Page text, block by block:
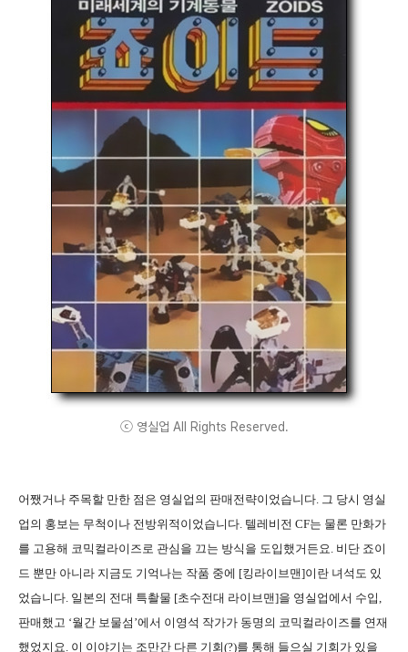
ⓒ 영실업 All Rights Reserved.
어쨌거나 주목할 만한 점은 영실업의 판매전략이었습니다. 그 당시 영실
업의 홍보는 무척이나 전방위적이었습니다. 텔레비전 CF는 물론 만화가
를 고용해 코믹컬라이즈로 관심을 끄는 방식을 도입했거든요. 비단 죠이
드 뿐만 아니라 지금도 기억나는 작품 중에 [킹라이브맨]이란 녀석도 있
었습니다. 일본의 전대 특촬물 [초수전대 라이브맨]을 영실업에서 수입,
판매했고 ‘월간 보물섬’에서 이영석 작가가 동명의 코믹컬라이즈를 연재
했었지요. 이 이야기는 조만간 다른 기회(?)를 통해 들으실 기회가 있을